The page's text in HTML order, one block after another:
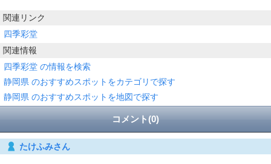
関連リンク
四季彩堂
関連情報
四季彩堂 の情報を検索
静岡県 のおすすめスポットをカテゴリで探す
静岡県 のおすすめスポットを地図で探す
コメント(0)
たけふみさん